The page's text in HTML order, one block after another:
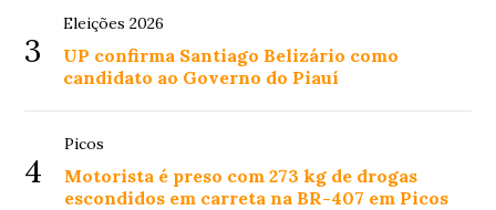
3
Eleições 2026
UP confirma Santiago Belizário como
candidato ao Governo do Piauí
4
Picos
Motorista é preso com 273 kg de drogas
escondidos em carreta na BR-407 em Picos